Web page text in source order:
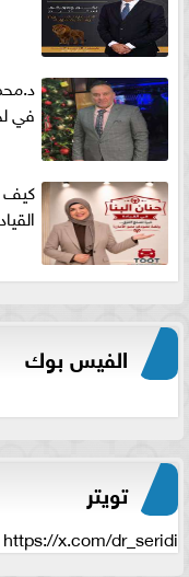
في
كيف
الفيس بوك
تويتر
x.com/dr_seridi